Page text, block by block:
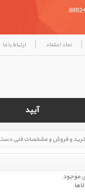
| نماد اعتماد | ارتباط با ما
موجود